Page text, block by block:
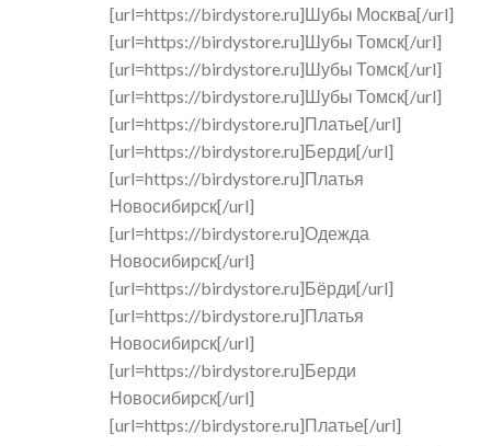
[url=https://birdystore.ru]Шубы Москва[/url]
[url=https://birdystore.ru]Шубы Томск[/url]
[url=https://birdystore.ru]Шубы Томск[/url]
[url=https://birdystore.ru]Шубы Томск[/url]
[url=https://birdystore.ru]Платье[/url]
[url=https://birdystore.ru]Берди[/url]
[url=https://birdystore.ru]Платья
Новосибирск[/url]
[url=https://birdystore.ru]Одежда
Новосибирск[/url]
[url=https://birdystore.ru]Бёрди[/url]
[url=https://birdystore.ru]Платья
Новосибирск[/url]
[url=https://birdystore.ru]Берди
Новосибирск[/url]
[url=https://birdystore.ru]Платье[/url]